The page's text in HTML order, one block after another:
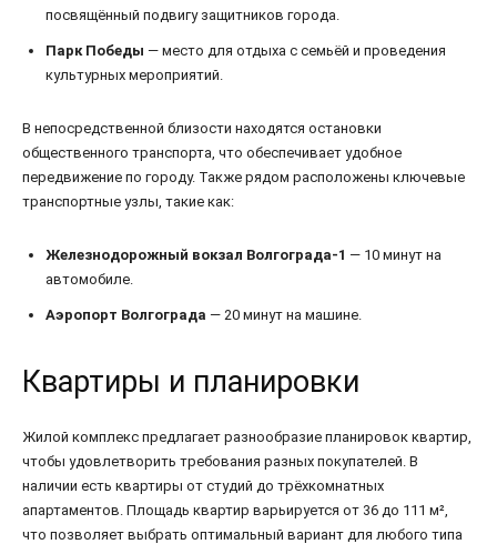
посвящённый подвигу защитников города.
Парк Победы — место для отдыха с семьёй и проведения
культурных мероприятий.
В непосредственной близости находятся остановки
общественного транспорта, что обеспечивает удобное
передвижение по городу. Также рядом расположены ключевые
транспортные узлы, такие как:
Железнодорожный вокзал Волгограда-1 — 10 минут на
автомобиле.
Аэропорт Волгограда — 20 минут на машине.
Квартиры и планировки
Жилой комплекс предлагает разнообразие планировок квартир,
чтобы удовлетворить требования разных покупателей. В
наличии есть квартиры от студий до трёхкомнатных
апартаментов. Площадь квартир варьируется от 36 до 111 м²,
что позволяет выбрать оптимальный вариант для любого типа